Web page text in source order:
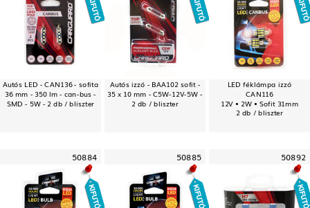
Autós LED - CAN136 - sofita
36 mm - 350 lm - can-bus -
SMD - 5W - 2 db / bliszter
Autós izzó - BAA102 sofit -
35 x 10 mm - C5W-12V-5W -
2 db / bliszter
LED féklámpa izzó
CAN116
12V • 2W • Sofit 31mm
2 db / bliszter
50884 50885 50892